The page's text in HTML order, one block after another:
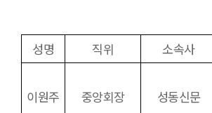
성명 직위 소속사
이원주 중앙회장 성동신문